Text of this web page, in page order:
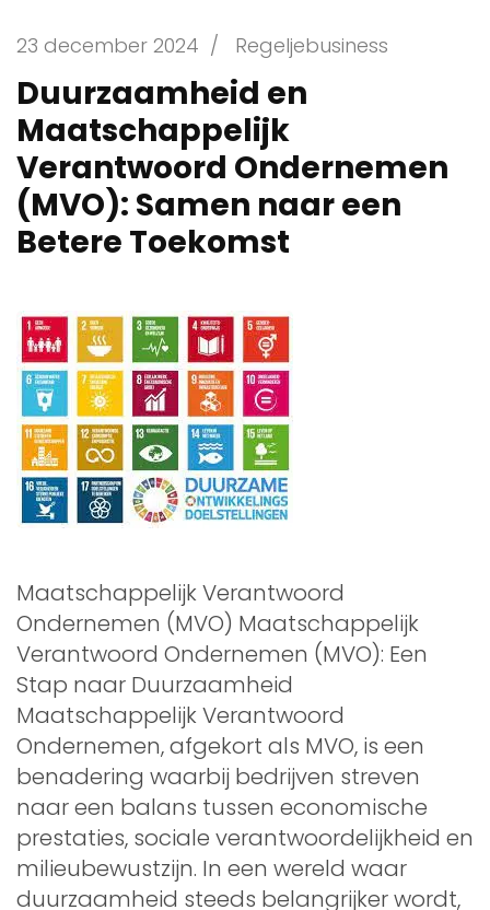
23 december 2024 / Regeljebusiness
Duurzaamheid en
Maatschappelijk
Verantwoord Ondernemen
(MVO): Samen naar een
Betere Toekomst
Maatschappelijk Verantwoord
Ondernemen (MVO) Maatschappelijk
Verantwoord Ondernemen (MVO): Een
Stap naar Duurzaamheid
Maatschappelijk Verantwoord
Ondernemen, afgekort als MVO, is een
benadering waarbij bedrijven streven
naar een balans tussen economische
prestaties, sociale verantwoordelijkheid en
milieubewustzijn. In een wereld waar
duurzaamheid steeds belangrijker wordt,